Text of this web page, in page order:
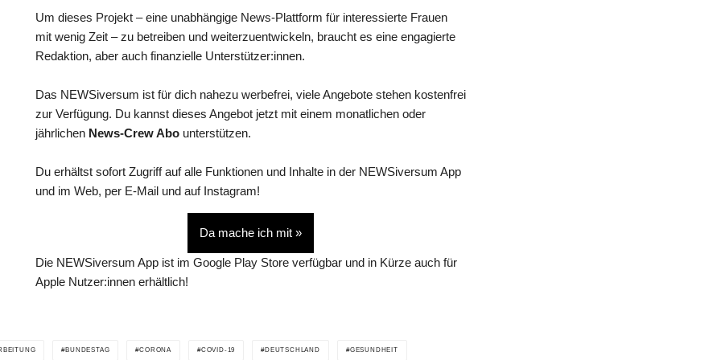
Um dieses Projekt – eine unabhängige News-Plattform für interessierte Frauen
mit wenig Zeit – zu betreiben und weiterzuentwickeln, braucht es eine engagierte
Redaktion, aber auch finanzielle Unterstützer:innen.
Das NEWSiversum ist für dich nahezu werbefrei, viele Angebote stehen kostenfrei
zur Verfügung. Du kannst dieses Angebot jetzt mit einem monatlichen oder
jährlichen News-Crew Abo unterstützen.
Du erhältst sofort Zugriff auf alle Funktionen und Inhalte in der NEWSiversum App
und im Web, per E-Mail und auf Instagram!
Da mache ich mit »
Die NEWSiversum App ist im Google Play Store verfügbar und in Kürze auch für
Apple Nutzer:innen erhältlich!
BUNDESTAG CORONA COVID-19 DEUTSCHLAND GESUNDHEIT